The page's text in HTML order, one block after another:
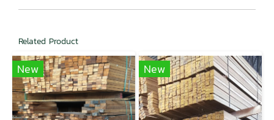
Related Product
New New